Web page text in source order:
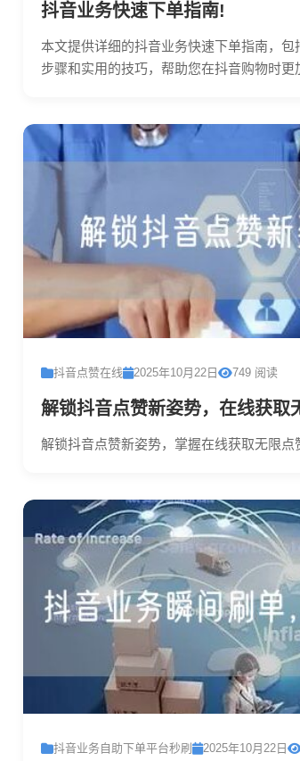
抖音业务快速下单指南!
本文提供详细的抖音业务快速下单指南，
步骤和实用的技巧，帮助您在抖音购物时更
抖音点赞在线 2025年10月22日 749 阅读
解锁抖音点赞新姿势，在线获取
解锁抖音点赞新姿势，掌握在线获取无限
抖音业务自助下单平台秒刷 2025年10月22日